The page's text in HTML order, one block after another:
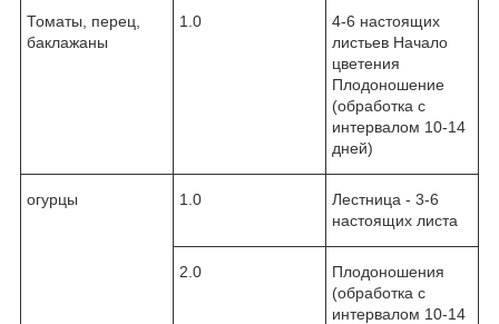
Томаты, перец,
баклажаны
1.0
4-6 настоящих
листьев Начало
цветения
Плодоношение
(обработка с
интервалом 10-14
дней)
огурцы 1.0
Лестница - 3-6
настоящих листа
2.0
Плодоношения
(обработка с
интервалом 10-14